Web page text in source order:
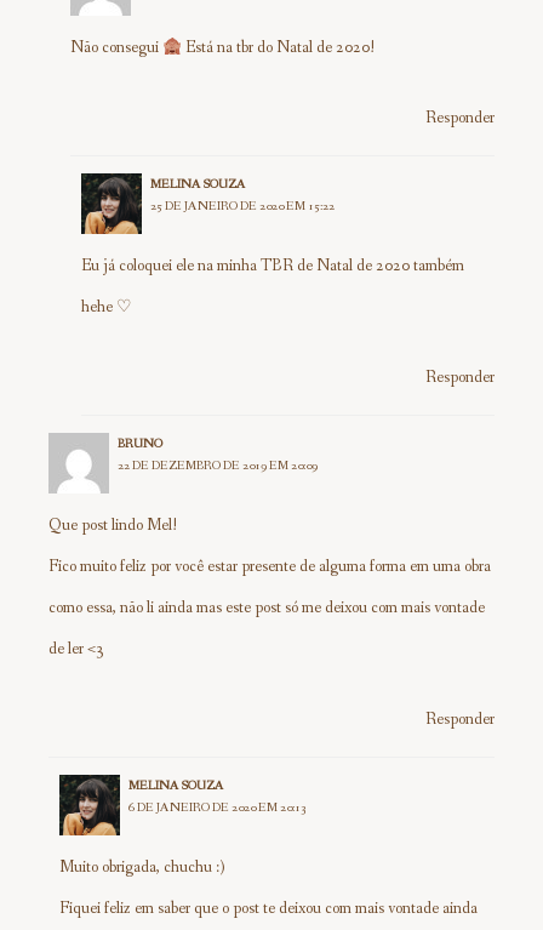
Não consegui Está na tbr do Natal de 2020!
Responder
MELINA SOUZA
25 DE JANEIRO DE 2020 EM 15:22
Eu já coloquei ele na minha TBR de Natal de 2020 também
hehe ♡
Responder
BRUNO
22 DE DEZEMBRO DE 2019 EM 20:09
Que post lindo Mel!
Fico muito feliz por você estar presente de alguma forma em uma obra
como essa, não li ainda mas este post só me deixou com mais vontade
de ler <3
Responder
MELINA SOUZA
6 DE JANEIRO DE 2020 EM 20:13
Muito obrigada, chuchu :)
Fiquei feliz em saber que o post te deixou com mais vontade ainda